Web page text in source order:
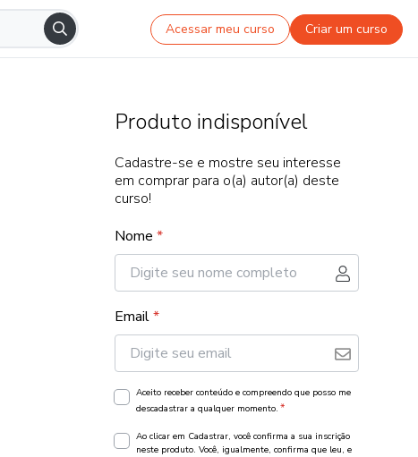
Acessar meu curso Criar um curso
Produto indisponível
Cadastre-se e mostre seu interesse
em comprar para o(a) autor(a) deste
curso!
Nome *
Email*
Aceito receber conteúdo e compreendo que posso me
descadastrar a qualquer momento. *
Ao clicar em Cadastrar, você confirma a sua inscrição
neste produto. Você, igualmente, confirma que leu, e